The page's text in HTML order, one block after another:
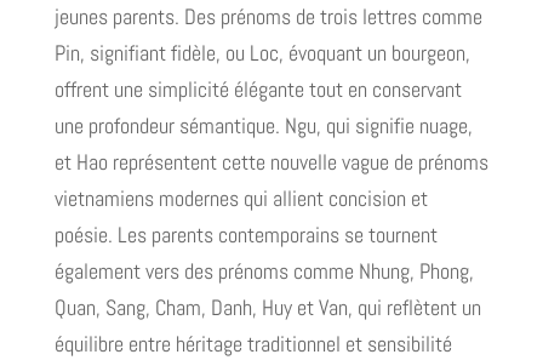
jeunes parents. Des prénoms de trois lettres comme
Pin, signifiant fidèle, ou Loc, évoquant un bourgeon,
offrent une simplicité élégante tout en conservant
une profondeur sémantique. Ngu, qui signifie nuage,
et Hao représentent cette nouvelle vague de prénoms
vietnamiens modernes qui allient concision et
poésie. Les parents contemporains se tournent
également vers des prénoms comme Nhung, Phong,
Quan, Sang, Cham, Danh, Huy et Van, qui reflètent un
équilibre entre héritage traditionnel et sensibilité